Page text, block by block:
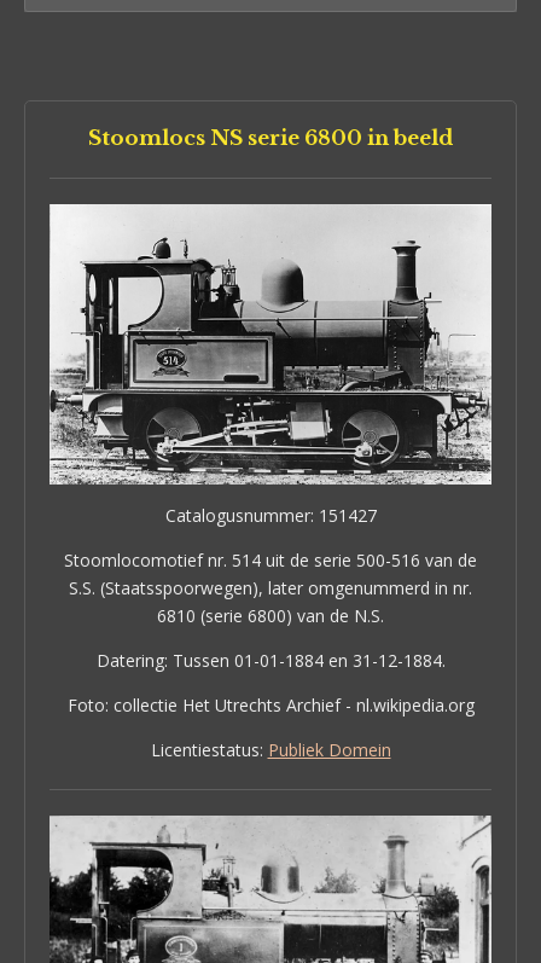
Stoomlocs NS serie 6800 in beeld
Catalogusnummer: 151427
Stoomlocomotief nr. 514 uit de serie 500-516 van de
S.S. (Staatsspoorwegen), later omgenummerd in nr.
6810 (serie 6800) van de N.S.
Datering: Tussen 01-01-1884 en 31-12-1884.
Foto: collectie Het Utrechts Archief - nl.wikipedia.org
Licentiestatus: Publiek Domein